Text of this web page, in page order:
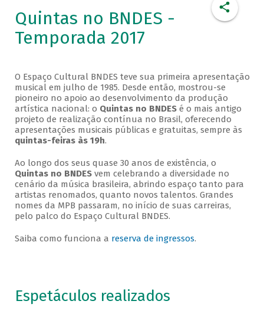
Quintas no BNDES -
Temporada 2017
O Espaço Cultural BNDES teve sua primeira apresentação
musical em julho de 1985. Desde então, mostrou-se
pioneiro no apoio ao desenvolvimento da produção
artística nacional: o Quintas no BNDESé o mais antigo
projeto de realização contínua no Brasil, oferecendo
apresentações musicais públicas e gratuitas, sempre às
quintas-feiras às 19h.
Ao longo dos seus quase 30 anos de existência, o
Quintas no BNDESvem celebrando a diversidade no
cenário da música brasileira, abrindo espaço tanto para
artistas renomados, quanto novos talentos. Grandes
nomes da MPB passaram, no início de suas carreiras,
pelo palco do Espaço Cultural BNDES.
Saiba como funciona a reserva de ingressos.
Espetáculos realizados